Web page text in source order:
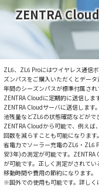
ZENTRA Cloud
ZL6、ZL6 Proにはワイヤレス通信
ズンパスをご購入いただくとデー
年間のシーズンパスが標準付属さ
ZENTRA Cloudに定期的に送信し
ZENTRA Cloudサーバに送信しま
池残量などZL6の状態確認などがで
ZENTRA Cloudから可能で、例え
回数を減らすことも可能になります
省電力でソーラー充電のZL6・ZL6
安3年)の測定が可能です。
が可能です。正しく測定がされて
移動時間や費用の節約になります。
※国外での使用も可能です。詳しく